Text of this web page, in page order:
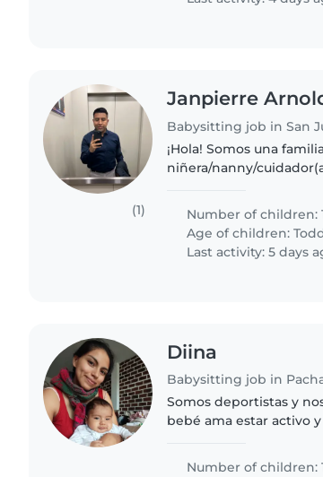
(1)
Janpierre
Babysitting job in San
¡Hola! Somos una
niñera/nanny/
Number of children:
Age of children:
Last activity: 5 days
Diina
Babysitting job in
Somos deportistas y
bebé ama estar activo
Number of children: